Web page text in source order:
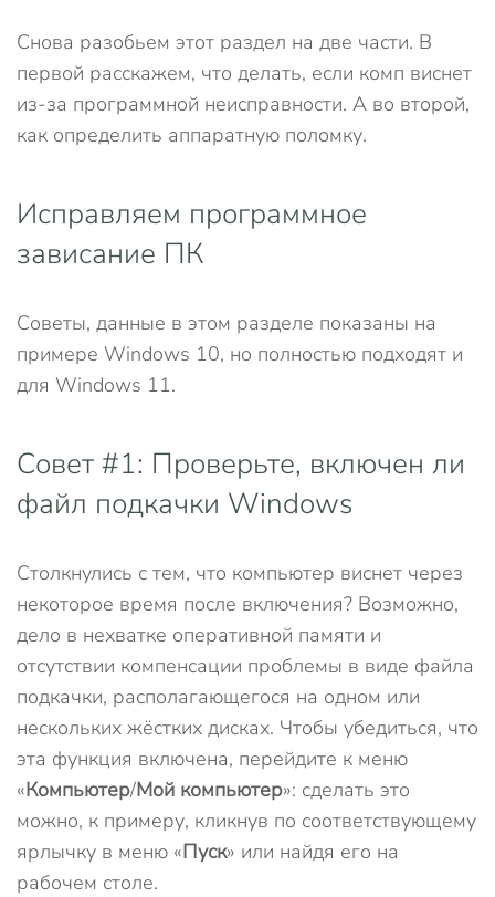
Снова разобьем этот раздел на две части. В
первой расскажем, что делать, если комп виснет
из-за программной неисправности. А во второй,
как определить аппаратную поломку.
Исправляем программное
зависание ПК
Советы, данные в этом разделе показаны на
примере Windows 10, но полностью подходят и
для Windows 11.
Совет #1: Проверьте, включен ли
файл подкачки Windows
Столкнулись с тем, что компьютер виснет через
некоторое время после включения? Возможно,
дело в нехватке оперативной памяти и
отсутствии компенсации проблемы в виде файла
подкачки, располагающегося на одном или
нескольких жёстких дисках. Чтобы убедиться, что
эта функция включена, перейдите к меню
«Компьютер/Мой компьютер»: сделать это
можно, к примеру, кликнув по соответствующему
ярлычку в меню «Пуск» или найдя его на
рабочем столе.